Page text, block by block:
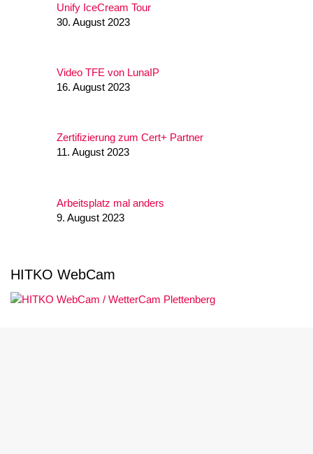
Unify IceCream Tour
30. August 2023
Video TFE von LunaIP
16. August 2023
Zertifizierung zum Cert+ Partner
11. August 2023
Arbeitsplatz mal anders
9. August 2023
HITKO WebCam